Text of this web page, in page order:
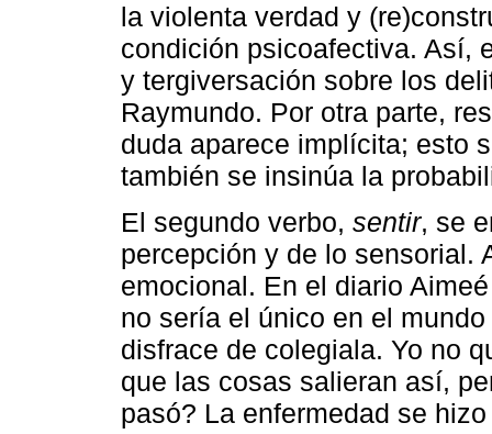
la violenta verdad y
condición psicoafectiva. Así,
y tergiversación sobre los
Raymundo. Por otra parte,
duda aparece implícita; esto
también se insinúa la
El segundo verbo, sentir, se
percepción y de lo sensorial.
emocional. En el diario
no sería el único en el
disfrace de colegiala. Yo no
que las cosas salieran así,
pasó? La enfermedad se